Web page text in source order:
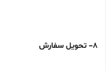
۸– تحویل سفارش